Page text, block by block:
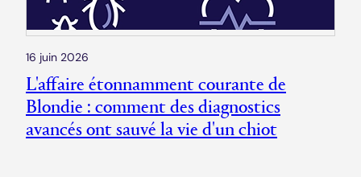
16 juin 2026
L'affaire étonnamment courante de
Blondie : comment des diagnostics
avancés ont sauvé la vie d'un chiot